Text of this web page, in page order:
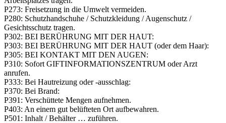
P273: Freisetzung in die Umwelt vermeiden.
P280: Schutzhandschuhe / Schutzkleidung / Augenschutz /
Gesichtsschutz tragen.
P302: BEI BERÜHRUNG MIT DER HAUT:
P303: BEI BERÜHRUNG MIT DER HAUT (oder dem Haar):
P305: BEI KONTAKT MIT DEN AUGEN:
P310: Sofort GIFTINFORMATIONSZENTRUM oder Arzt
anrufen.
P333: Bei Hautreizung oder -ausschlag:
P370: Bei Brand:
P391: Verschüttete Mengen aufnehmen.
P403: An einem gut belüfteten Ort aufbewahren.
P501: Inhalt / Behälter … zuführen.